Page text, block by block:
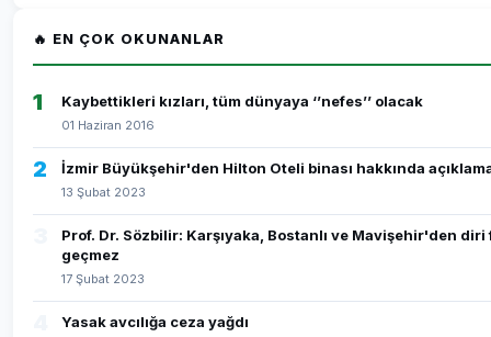
🔥 EN ÇOK OKUNANLAR
1 Kaybettikleri kızları, tüm dünyaya ‘’nefes’’ olacak
01 Haziran 2016
2 İzmir Büyükşehir'den Hilton Oteli binası hakkında
13 Şubat 2023
Prof. Dr. Sözbilir: Karşıyaka, Bostanlı ve Mavişehir'den diri
geçmez
17 Şubat 2023
Yasak avcılığa ceza yağdı